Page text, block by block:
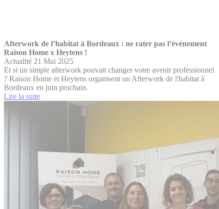
Afterwork de l’habitat à Bordeaux : ne rater pas l’événement
Raison Home x Heytens !
Actualité 21 Mai 2025
Et si un simple afterwork pouvait changer votre avenir professionnel
? Raison Home et Heytens organisent un Afterwork de l'habitat à
Bordeaux en juin prochain.
Lire la suite